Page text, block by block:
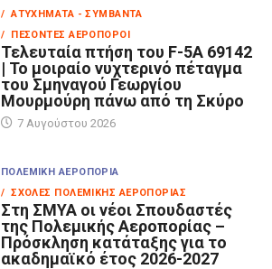
/ ΑΤΥΧΉΜΑΤΑ - ΣΥΜΒΆΝΤΑ
/ ΠΕΣΌΝΤΕΣ ΑΕΡΟΠΌΡΟΙ
Τελευταία πτήση του F-5A 69142
| Το μοιραίο νυχτερινό πέταγμα
του Σμηναγού Γεωργίου
Μουρμούρη πάνω από τη Σκύρο
7 Αυγούστου 2026
ΠΟΛΕΜΙΚΉ ΑΕΡΟΠΟΡΊΑ
/ ΣΧΟΛΈΣ ΠΟΛΕΜΙΚΉΣ ΑΕΡΟΠΟΡΊΑΣ
Στη ΣΜΥΑ οι νέοι Σπουδαστές
της Πολεμικής Αεροπορίας –
Πρόσκληση κατάταξης για το
ακαδημαϊκό έτος 2026-2027